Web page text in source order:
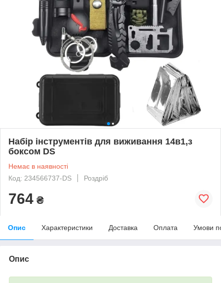
Набір інструментів для виживання 14в1,з
боксом DS
Немає в наявності
Код: 234566737-DS
Роздріб
764 ₴
Опис Характеристики Доставка Оплата Умови
Опис